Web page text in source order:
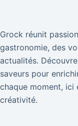
Grock réunit
gastronomie, des
actualités.
saveurs pour
chaque moment, ici
créativité.